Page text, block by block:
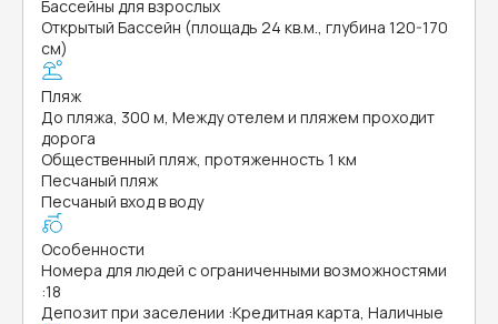
Бассейны для взрослых
Открытый Бассейн (площадь 24 кв.м., глубина 120-170
см)
Пляж
До пляжа, 300 м, Между отелем и пляжем проходит
дорога
Общественный пляж, протяженность 1 км
Песчаный пляж
Песчаный вход в воду
Особенности
Номера для людей с ограниченными возможностями
:18
Депозит при заселении :Кредитная карта, Наличные